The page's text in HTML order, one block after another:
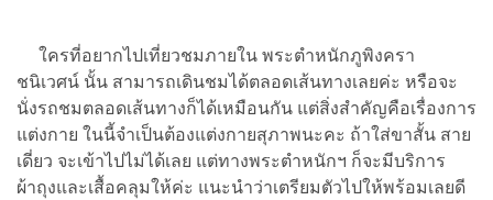
ใครที่อยากไปเที่ยวชมภายใน พระตำหนักภูพิงครา
ชนิเวศน์ นั้น สามารถเดินชมได้ตลอดเส้นทางเลยค่ะ หรือจะ
นั่งรถชมตลอดเส้นทางก็ได้เหมือนกัน แต่สิ่งสำคัญคือเรื่องการ
แต่งกาย ในนี้จำเป็นต้องแต่งกายสุภาพนะคะ ถ้าใส่ขาสั้น สาย
เดี่ยว จะเข้าไปไม่ได้เลย แต่ทางพระตำหนักฯ ก็จะมีบริการ
ผ้าถุงและเสื้อคลุมให้ค่ะ แนะนำว่าเตรียมตัวไปให้พร้อมเลยดี